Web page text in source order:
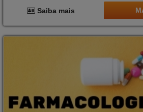
Saiba mais